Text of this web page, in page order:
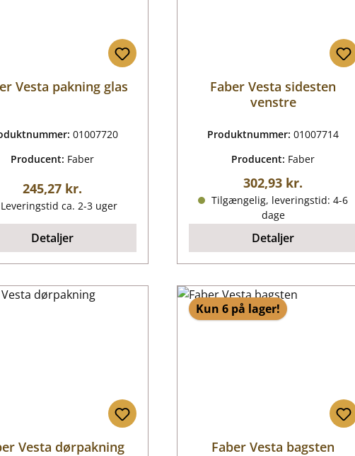
Vesta pakning glas
01007720
Producent: Faber
Almindelig pris:
245,27 kr.
ca. 2-3 uger
Detaljer
Faber Vesta sidesten
venstre
Produktnummer:01007714
Producent: Faber
Almindelig pris:
302,93 kr.
Tilgængelig, leveringstid: 4-6
dage
Detaljer
Vesta dørpakning
Kun 6 på lager!
Faber Vesta bagsten